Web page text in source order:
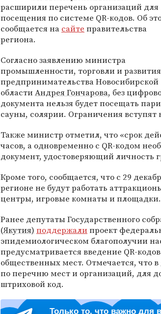
расширили перечень организаций для
посещения по системе QR-кодов. Об
сообщается на сайте правительства
региона.
Согласно заявлению министра
промышленности, торговли и развития
предпринимательства Новосибирской
областиАндрея Гончарова, без
документа нельзя будет посещать
сауны, солярии. Ограничения вступят
Также министр отметил, что «срок
часов, а одновременно с QR-кодом
документ, удостоверяющий личность
Кроме того, сообщается, что с 29
регионе не будут работать
центры, игровые комнаты и площадки.
Ранее депутаты Государственного
(Якутия) поддержалипроект
эпидемиологическом благополучии
предусматривается введение QR-
общественных мест. Отмечается, что
по перечню мест и организаций, для
штриховой код.
Только то, что важно для